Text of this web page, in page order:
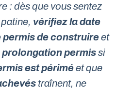
: dès que vous sentez
vérifiez la date
permis de construireet
prolongation permissi
est périméet que
traînent, ne